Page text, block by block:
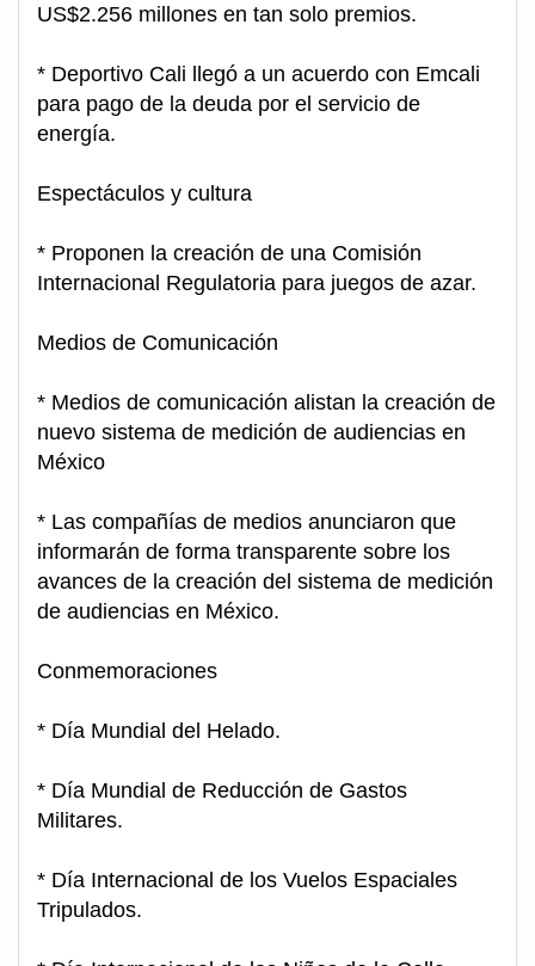
US$2.256 millones en tan solo premios.
* Deportivo Cali llegó a un acuerdo con Emcali
para pago de la deuda por el servicio de
energía.
Espectáculos y cultura
* Proponen la creación de una Comisión
Internacional Regulatoria para juegos de azar.
Medios de Comunicación
* Medios de comunicación alistan la creación de
nuevo sistema de medición de audiencias en
México
* Las compañías de medios anunciaron que
informarán de forma transparente sobre los
avances de la creación del sistema de medición
de audiencias en México.
Conmemoraciones
* Día Mundial del Helado.
* Día Mundial de Reducción de Gastos
Militares.
* Día Internacional de los Vuelos Espaciales
Tripulados.